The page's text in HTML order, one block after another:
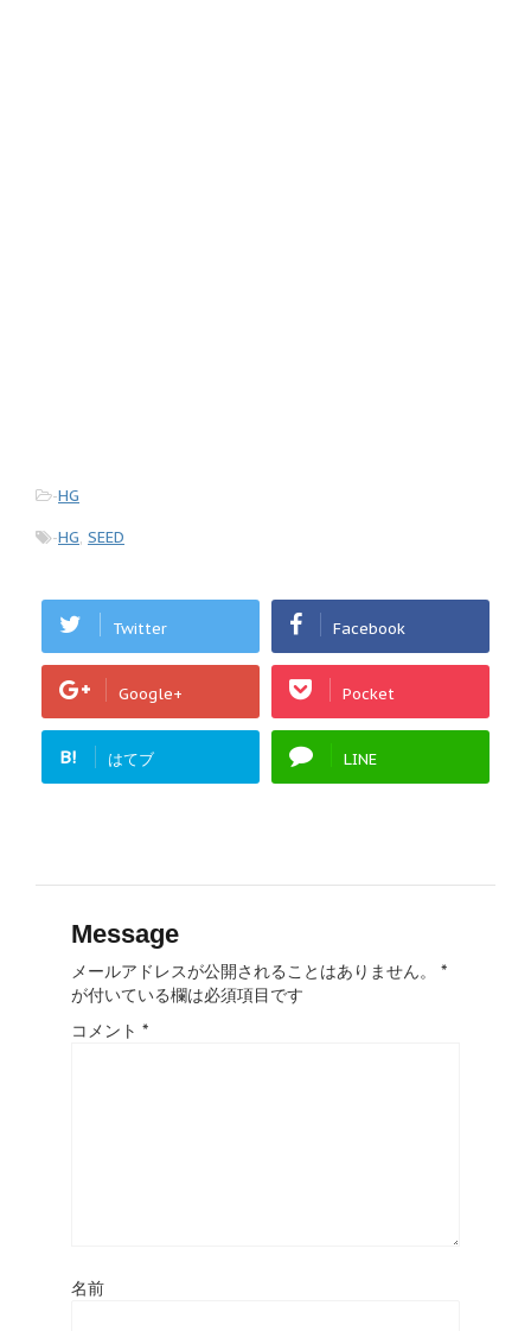
-HG
-HG, SEED
Twitter Facebook
Google+ Pocket
B! はてブ LINE
Message
メールアドレスが公開されることはありません。
*
が付いている欄は必須項目です
コメント *
名前